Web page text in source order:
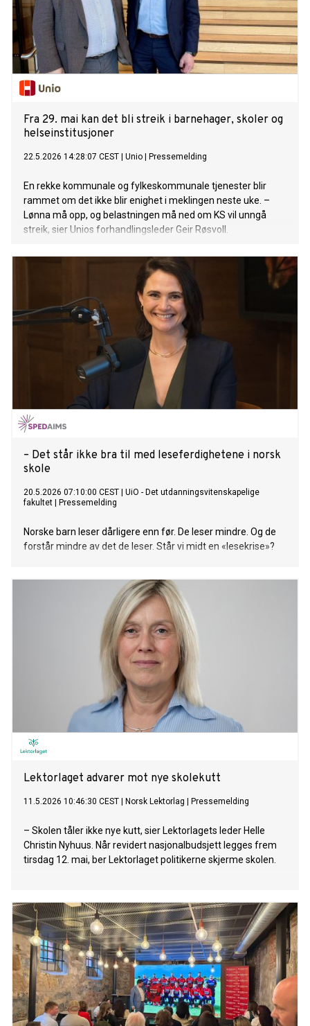
Fra 29. mai kan det bli streik i barnehager, skoler og
helseinstitusjoner
22.5.2026 14:28:07 CEST Unio Pressemelding
En rekke kommunale og fylkeskommunale tjenester blir
rammet om det ikke blir enighet i meklingen neste uke. –
Lønna må opp, og belastningen må ned om KS vil unngå
streik, sier Unios forhandlingsleder Geir Røsvoll.
– Det står ikke bra til med leseferdighetene i norsk
skole
20.5.2026 07:10:00 CEST
UiO - Det utdanningsvitenskapelige
fakultet
Pressemelding
Norske barn leser dårligere enn før. De leser mindre. Og de
forstår mindre av det de leser. Står vi midt en «lesekrise»?
Lektorlaget advarer mot nye skolekutt
11.5.2026 10:46:30 CEST Norsk Lektorlag Pressemelding
– Skolen tåler ikke nye kutt, sier Lektorlagets leder Helle
Christin Nyhuus. Når revidert nasjonalbudsjett legges frem
tirsdag 12. mai, ber Lektorlaget politikerne skjerme skolen.